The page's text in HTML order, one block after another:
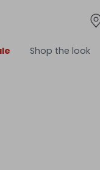
Shop the look